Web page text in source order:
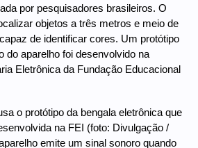
por pesquisadores brasileiros. O
objetos a três metros e meio de
de identificar cores. Um protótipo
do aparelho foi desenvolvido na
Eletrônica da Fundação Educacional
o protótipo da bengala eletrônica que
na FEI (foto: Divulgação /
emite um sinal sonoro quando